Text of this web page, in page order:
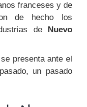
franceses y de
de hecho los
de Nuevo
se presenta ante el
un pasado